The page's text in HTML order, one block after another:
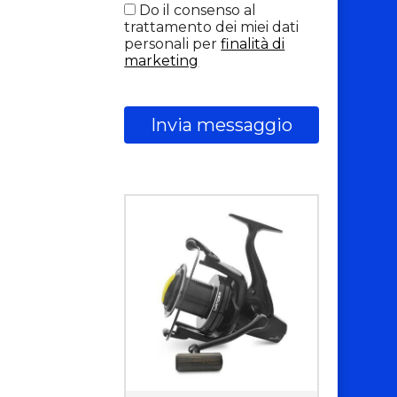
Do il consenso al
trattamento dei miei dati
personali perfinalità di
marketing
Invia messaggio